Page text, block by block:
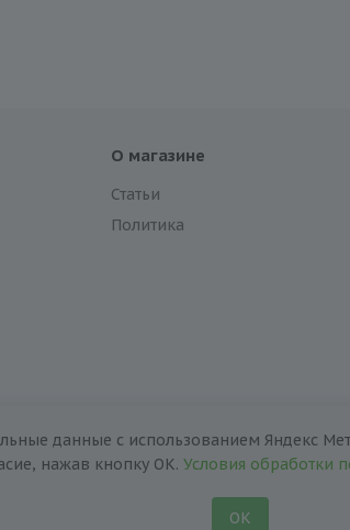
О магазине
Статьи
Политика
данные с использованием Яндекс
нажав кнопку ОК. Условия обработки
ОК